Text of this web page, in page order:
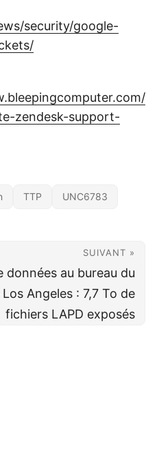
security/google-
zendesk-support-
TTP UNC6783
SUIVANT »
données au bureau du
Angeles : 7,7 To de
fichiers LAPD exposés